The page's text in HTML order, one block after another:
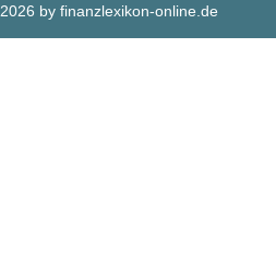
2026 by finanzlexikon-online.de